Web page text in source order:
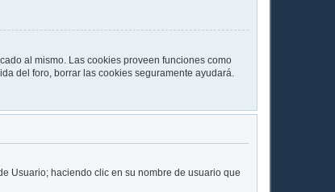
al mismo. Las cookies proveen funciones como
del foro, borrar las cookies seguramente ayudará.
Usuario; haciendo clic en su nombre de usuario que